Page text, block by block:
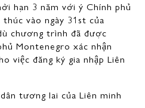
hạn 3 năm với ý Chính phủ
vào ngày 31st của
chương trình đã được
Montenegro xác nhận
việc đăng ký gia nhập Liên
tương lai của Liên minh